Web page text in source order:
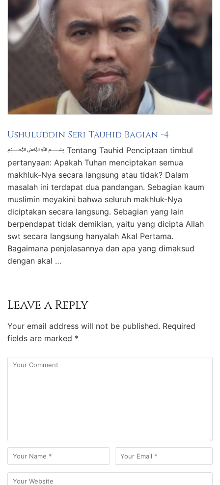
Ushuluddin Seri Tauhid Bagian -4
﷽ Tentang Tauhid Penciptaan timbul
pertanyaan: Apakah Tuhan menciptakan semua
makhluk-Nya secara langsung atau tidak? Dalam
masalah ini terdapat dua pandangan. Sebagian kaum
muslimin meyakini bahwa seluruh makhluk-Nya
diciptakan secara langsung. Sebagian yang lain
berpendapat tidak demikian, yaitu yang dicipta Allah
swt secara langsung hanyalah Akal Pertama.
Bagaimana penjelasannya dan apa yang dimaksud
dengan akal …
Leave a Reply
Your email address will not be published. Required
fields are marked *